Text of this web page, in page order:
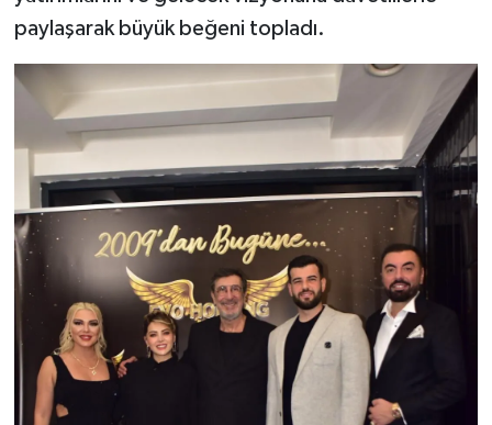
paylaşarak büyük beğeni topladı.